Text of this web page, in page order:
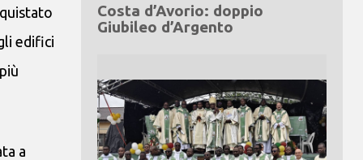
edifici
a
Costa d’Avorio: doppio
Giubileo d’Argento